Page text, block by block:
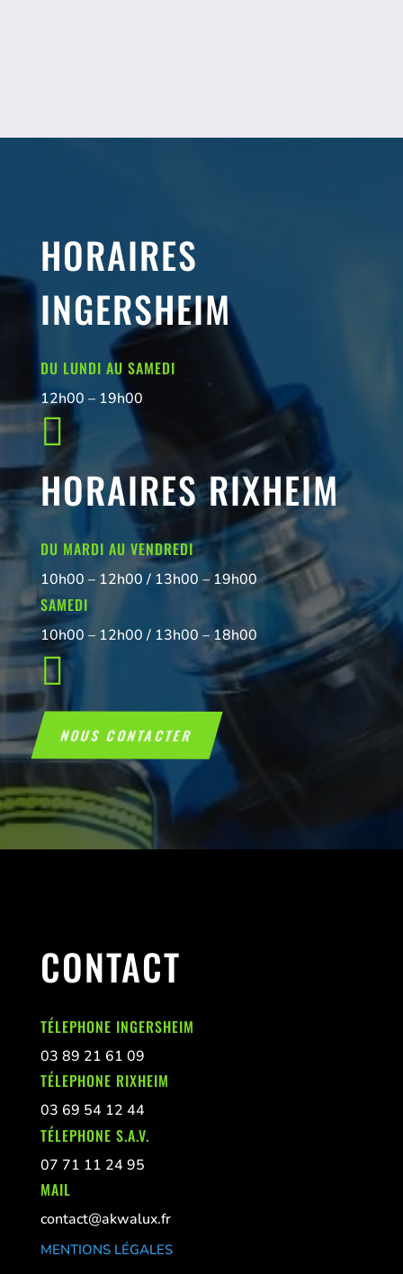
HORAIRES
INGERSHEIM
DU LUNDI AU SAMEDI
12h00 – 19h00

HORAIRES RIXHEIM
DU MARDI AU VENDREDI
10h00 – 12h00 / 13h00 – 19h00
SAMEDI
10h00 – 12h00 / 13h00 – 18h00

NOUS CONTACTER
CONTACT
TÉLEPHONE INGERSHEIM
03 89 21 61 09
TÉLEPHONE RIXHEIM
03 69 54 12 44
TÉLEPHONE S.A.V.
07 71 11 24 95
MAIL
contact@akwalux.fr
MENTIONS LÉGALES